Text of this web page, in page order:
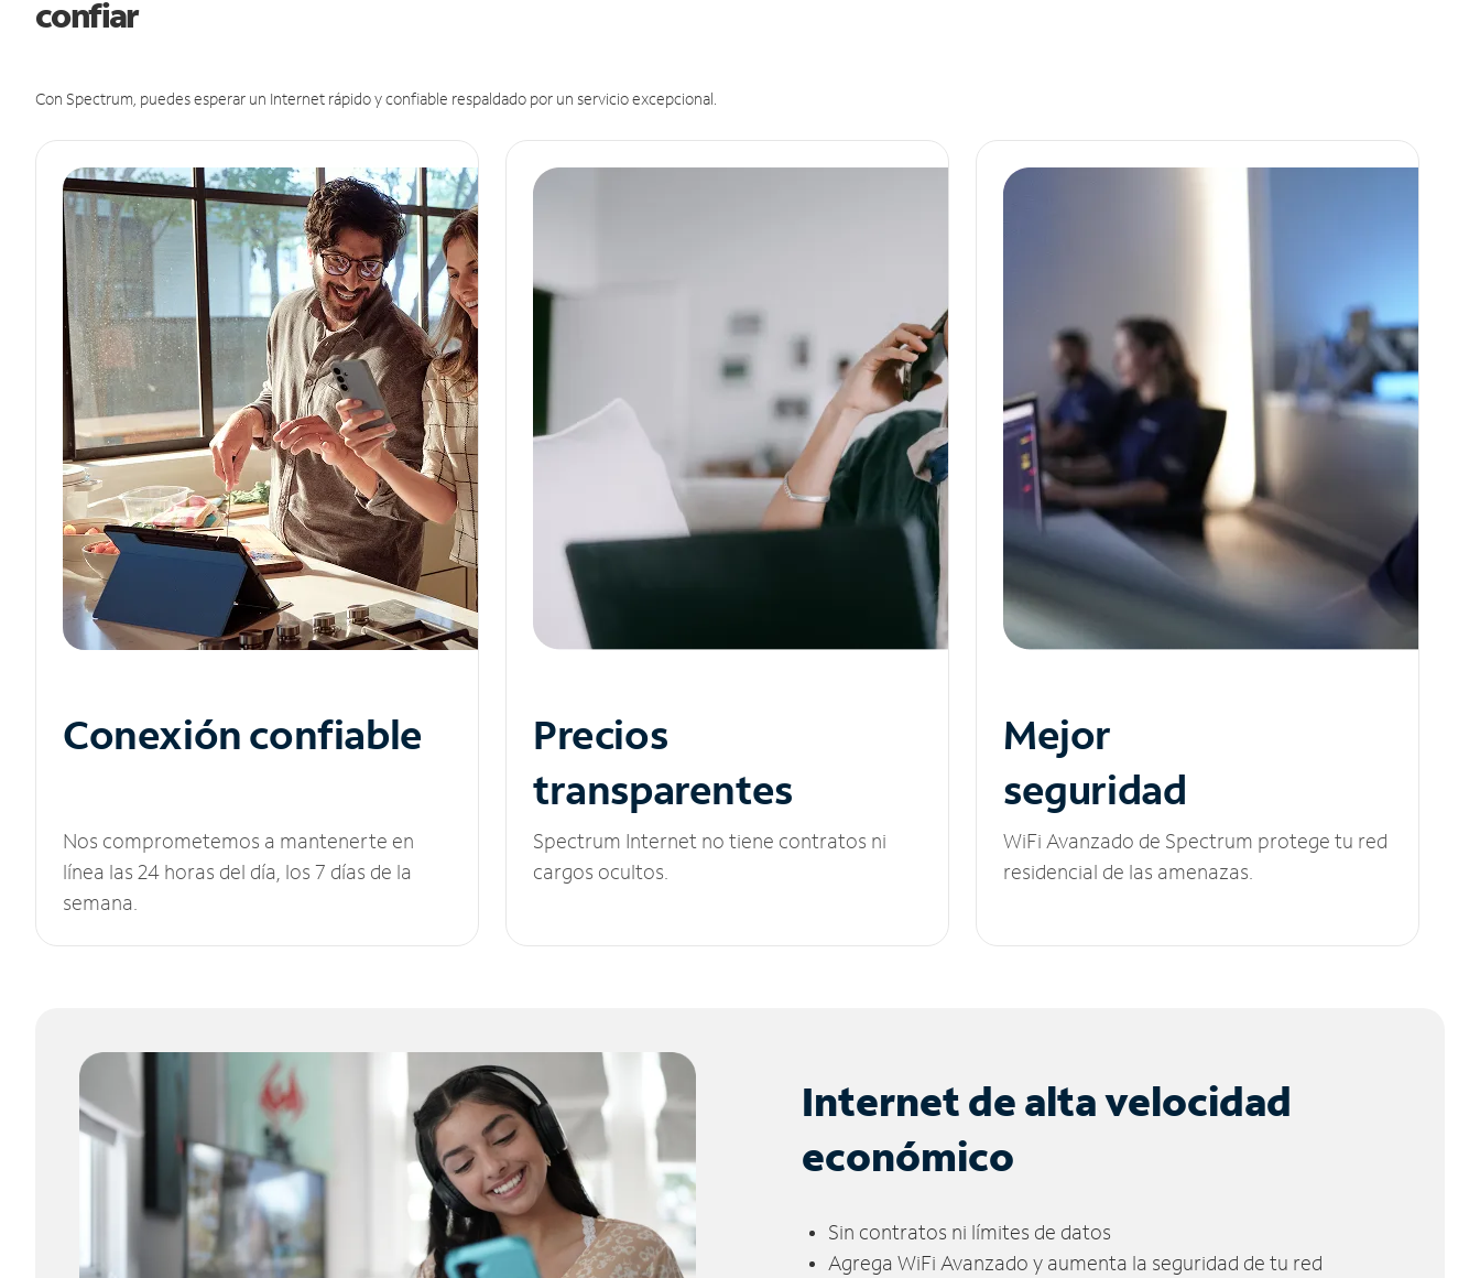
confiar
Con Spectrum, puedes esperar un Internet rápido y confiable respaldado por un servicio excepcional.
Conexión confiable
Nos comprometemos a mantenerte en
línea las 24 horas del día, los 7 días de la
semana.
Precios
transparentes
Spectrum Internet no tiene contratos ni
cargos ocultos.
Mejor
seguridad
WiFi Avanzado de Spectrum protege tu red
residencial de las amenazas.
Internet de alta velocidad
económico
Sin contratos ni límites de datos
Agrega WiFi Avanzado y aumenta la seguridad de tu red